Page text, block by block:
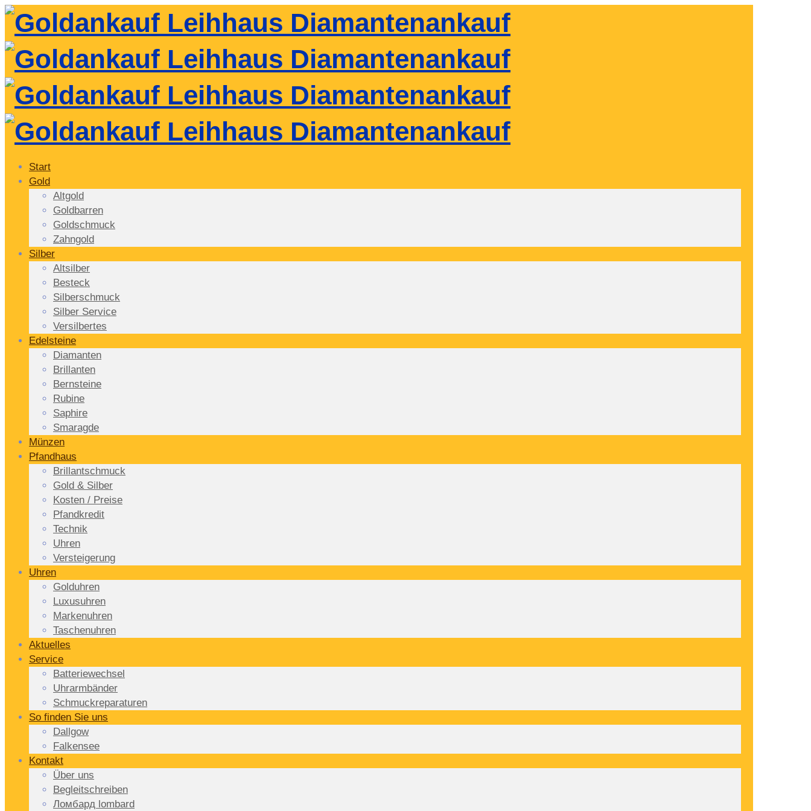
Start
Gold
Altgold
Goldbarren
Goldschmuck
Zahngold
Silber
Altsilber
Besteck
Silberschmuck
Silber Service
Versilbertes
Edelsteine
Diamanten
Brillanten
Bernsteine
Rubine
Saphire
Smaragde
Münzen
Pfandhaus
Brillantschmuck
Gold & Silber
Kosten / Preise
Pfandkredit
Technik
Uhren
Versteigerung
Uhren
Golduhren
Luxusuhren
Markenuhren
Taschenuhren
Aktuelles
Service
Batteriewechsel
Uhrarmbänder
Schmuckreparaturen
So finden Sie uns
Dallgow
Falkensee
Kontakt
Über uns
Begleitschreiben
Ломбард lombard